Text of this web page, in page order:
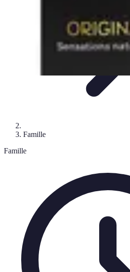
Famille
Famille